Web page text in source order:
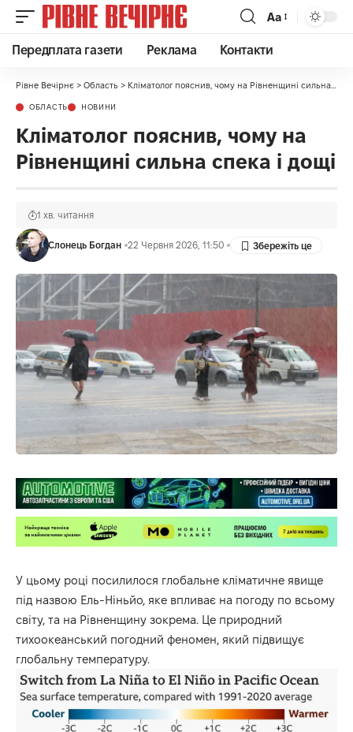
Аа
Передплата газети Реклама Контакти
Рівне Вечірнє > Область > Кліматолог пояснив, чому на Рівненщині сильна спека і дощі
ОБЛАСТЬ НОВИНИ
Кліматолог пояснив, чому на
Рівненщині сильна спека і дощі
Слонець Богдан 22 Червня 2026, 11:50
1 хв. читання
У цьому році посилилося глобальне кліматичне явище
під назвою Ель-Ніньйо, яке впливає на погоду по всьому
світу, та на Рівненщину зокрема. Це природний
тихоокеанський погодний феномен, який підвищує
глобальну температуру.